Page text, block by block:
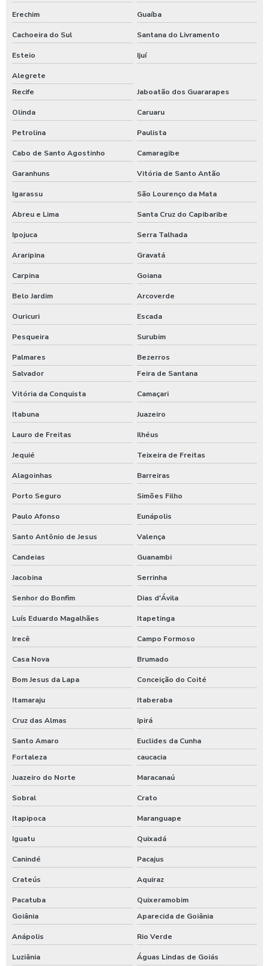
Erechim Guaíba
Cachoeira do Sul Santana do Livramento
Esteio Ijuí
Alegrete
Recife
Jaboatão dos Guararapes
Olinda Caruaru
Petrolina Paulista
Cabo de Santo Agostinho Camaragibe
Garanhuns Vitória de Santo Antão
Igarassu São Lourenço da Mata
Abreu e Lima Santa Cruz do Capibaribe
Ipojuca Serra Talhada
Araripina Gravatá
Carpina Goiana
Belo Jardim Arcoverde
Ouricuri Escada
Pesqueira Surubim
Palmares
Bezerros
Salvador
Feira de Santana
Vitória da Conquista Camaçari
Itabuna Juazeiro
Lauro de Freitas Ilhéus
Jequié Teixeira de Freitas
Alagoinhas Barreiras
Porto Seguro Simões Filho
Paulo Afonso Eunápolis
Santo Antônio de Jesus Valença
Candeias Guanambi
Jacobina Serrinha
Senhor do Bonfim Dias d'Ávila
Luís Eduardo Magalhães Itapetinga
Irecê Campo Formoso
Casa Nova Brumado
Bom Jesus da Lapa Conceição do Coité
Itamaraju Itaberaba
Cruz das Almas Ipirá
Santo Amaro
Euclides da Cunha
Fortaleza
caucacia
Juazeiro do Norte Maracanaú
Sobral Crato
Itapipoca Maranguape
Iguatu Quixadá
Canindé Pacajus
Crateús Aquiraz
Pacatuba
Quixeramobim
Goiânia
Aparecida de Goiânia
Anápolis Rio Verde
Luziânia Águas Lindas de Goiás